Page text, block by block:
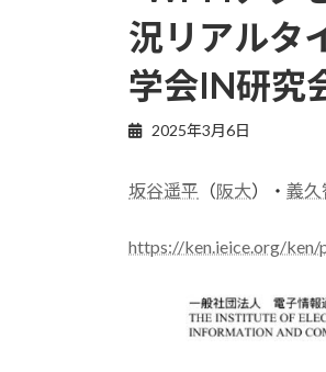
況リアルタ
学会IN研究
2025年3月6日
坂谷遥平 （阪大）・ 義久
https://ken.ieice.org/